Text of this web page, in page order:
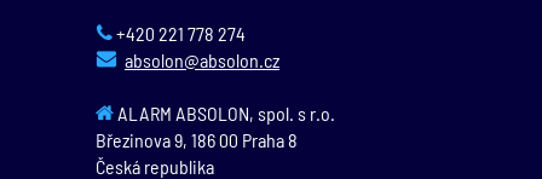
+420 221 778 274
absolon@absolon.cz
ALARM ABSOLON, spol. s r.o.
Březinova 9, 186 00 Praha 8
Česká republika